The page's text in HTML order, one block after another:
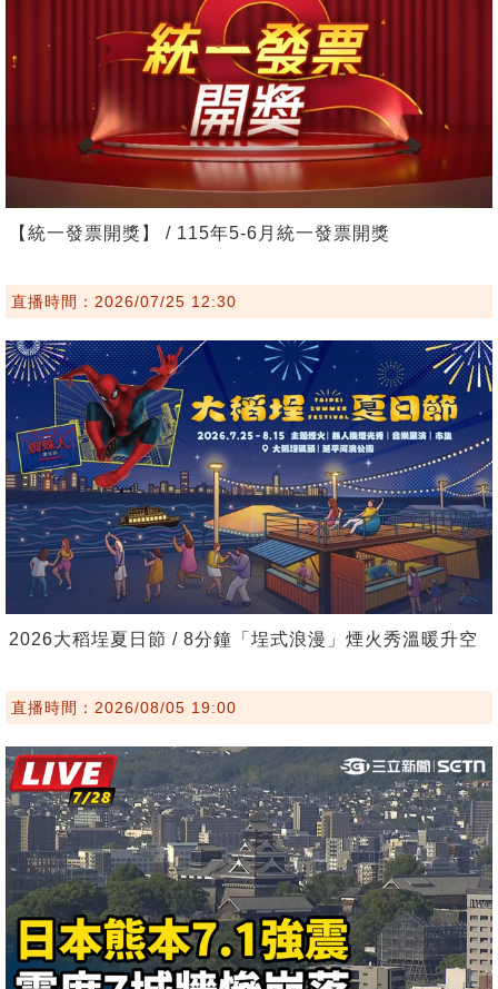
【統一發票開獎】 / 115年5-6月統一發票開獎
直播時間：2026/07/25 12:30
2026大稻埕夏日節 / 8分鐘「埕式浪漫」煙火秀溫暖升空
直播時間：2026/08/05 19:00